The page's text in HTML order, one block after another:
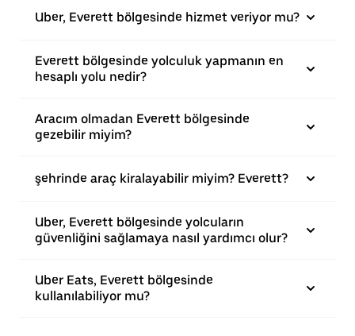
Uber, Everett bölgesinde hizmet veriyor mu?
Everett bölgesinde yolculuk yapmanın en
hesaplı yolu nedir?
Aracım olmadan Everett bölgesinde
gezebilir miyim?
şehrinde araç kiralayabilir miyim? Everett?
Uber, Everett bölgesinde yolcuların
güvenliğini sağlamaya nasıl yardımcı olur?
Uber Eats, Everett bölgesinde
kullanılabiliyor mu?